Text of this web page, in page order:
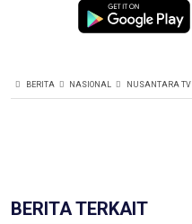
BERITA NASIONAL NUSANTARA TV
BERITA TERKAIT